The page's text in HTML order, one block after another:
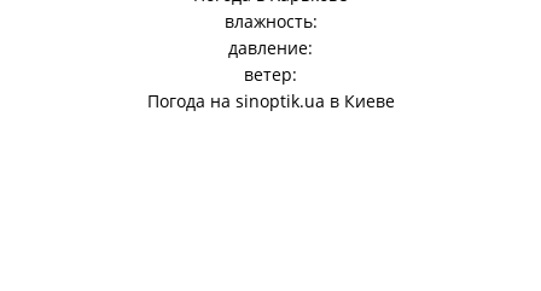
влажность:
давление:
ветер:
Погода на sinoptik.ua в Киеве